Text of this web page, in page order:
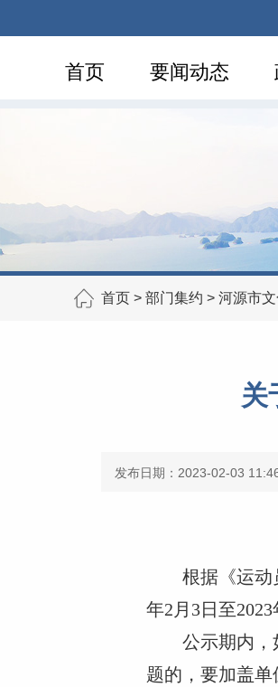
首页 要闻动态
首页 > 部门集约 > 河源市
关
发布日期：2023-02-03
根据《运动
年2月3日至
公示期内，如
题的，要加盖单